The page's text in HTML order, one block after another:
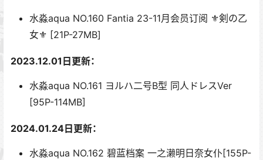
水淼aqua NO.160 Fantia 23-11月会员订阅 ⚜️剣の乙
女⚜️ [21P-27MB]
2023.12.01日更新：
水淼aqua NO.161 ヨルハ二号B型 同人ドレスVer
[95P-114MB]
2024.01.24日更新：
水淼aqua NO.162 碧蓝档案 一之濑明日奈女仆[155P-